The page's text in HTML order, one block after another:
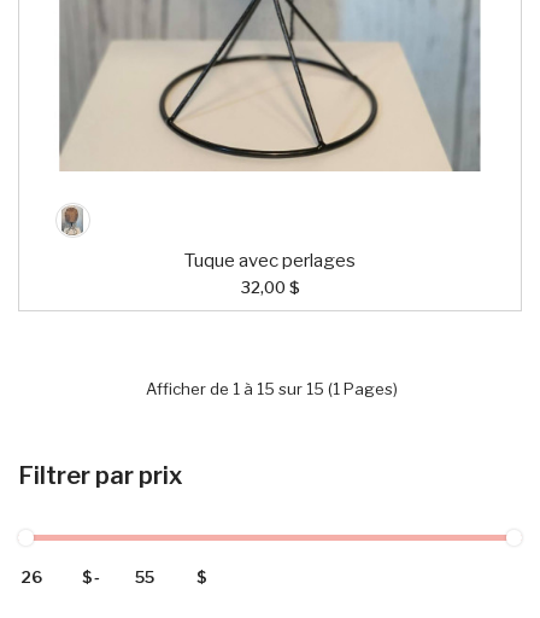
Filtrer par prix
$- $
Tuque avec perlages
32,00 $
Afficher de 1 à 15 sur 15 (1 Pages)